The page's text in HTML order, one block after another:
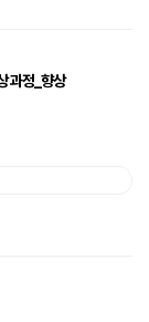
과정_향상